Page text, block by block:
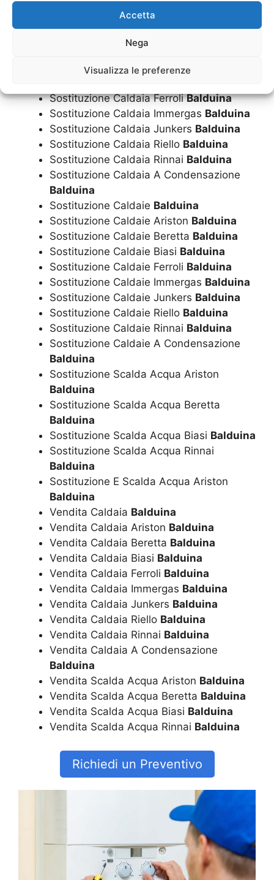
Accetta
Nega
Visualizza le preferenze
Sostituzione Caldaia
Sostituzione Caldaia Ariston
Sostituzione Caldaia Beretta
Sostituzione Caldaia FerroliBalduina
Sostituzione Caldaia Immergas Balduina
Sostituzione Caldaia Junkers Balduina
Sostituzione Caldaia Riello Balduina
Sostituzione Caldaia Rinnai Balduina
Sostituzione Caldaia A Condensazione
Balduina
Sostituzione Caldaie Balduina
Sostituzione Caldaie Ariston Balduina
Sostituzione Caldaie Beretta Balduina
Sostituzione Caldaie Biasi Balduina
Sostituzione Caldaie Ferroli Balduina
Sostituzione Caldaie Immergas Balduina
Sostituzione Caldaie Junkers Balduina
Sostituzione Caldaie Riello Balduina
Sostituzione Caldaie Rinnai Balduina
Sostituzione Caldaie A Condensazione
Balduina
Sostituzione Scalda Acqua Ariston
Balduina
Sostituzione Scalda Acqua Beretta
Balduina
Sostituzione Scalda Acqua Biasi Balduina
Sostituzione Scalda Acqua Rinnai
Balduina
Sostituzione E Scalda Acqua Ariston
Balduina
Vendita Caldaia Balduina
Vendita Caldaia Ariston Balduina
Vendita Caldaia Beretta Balduina
Vendita Caldaia Biasi Balduina
Vendita Caldaia Ferroli Balduina
Vendita Caldaia Immergas Balduina
Vendita Caldaia Junkers Balduina
Vendita Caldaia Riello Balduina
Vendita Caldaia Rinnai Balduina
Vendita Caldaia A Condensazione
Balduina
Vendita Scalda Acqua Ariston Balduina
Vendita Scalda Acqua Beretta Balduina
Vendita Scalda Acqua Biasi Balduina
Vendita Scalda Acqua Rinnai Balduina
Richiedi un Preventivo